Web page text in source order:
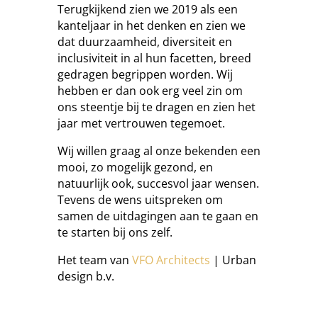
Terugkijkend zien we 2019 als een
kanteljaar in het denken en zien we
dat duurzaamheid, diversiteit en
inclusiviteit in al hun facetten, breed
gedragen begrippen worden. Wij
hebben er dan ook erg veel zin om
ons steentje bij te dragen en zien het
jaar met vertrouwen tegemoet.
Wij willen graag al onze bekenden een
mooi, zo mogelijk gezond, en
natuurlijk ook, succesvol jaar wensen.
Tevens de wens uitspreken om
samen de uitdagingen aan te gaan en
te starten bij ons zelf.
Het team van VFO Architects | Urban
design b.v.